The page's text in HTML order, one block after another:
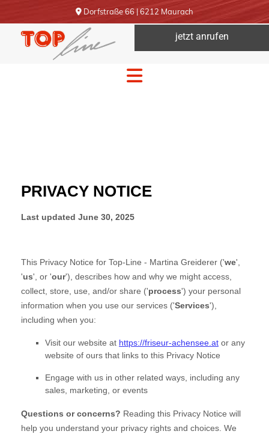
 Dorfstraße 66 | 6212 Maurach
jetzt anrufen